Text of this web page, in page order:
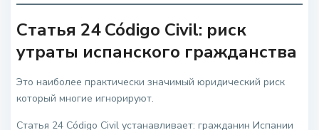
Статья 24 Código Civil: риск
утраты испанского гражданства
Это наиболее практически значимый юридический риск
который многие игнорируют.
Статья 24 Código Civil устанавливает: гражданин Испании